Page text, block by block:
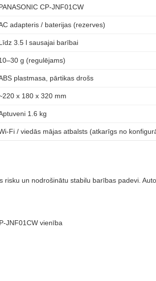
CP-JNF01CW
adapteris / baterijas (rezerves)
3.5 l sausajai barībai
g (regulējams)
plastmasa, pārtikas drošs
x 180 x 320 mm
1.6 kg
/ viedās mājas atbalsts (atkarīgs no
risku un nodrošinātu stabilu barības padevi.
JNF01CW vienība